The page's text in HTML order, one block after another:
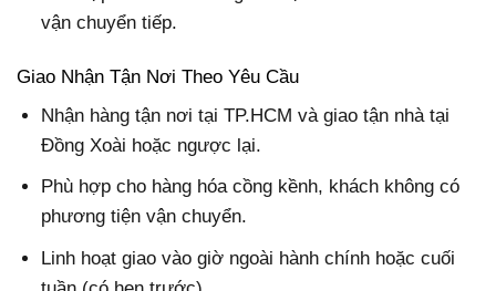
vận chuyển tiếp.
Giao Nhận Tận Nơi Theo Yêu Cầu
Nhận hàng tận nơi tại TP.HCM và giao tận nhà tại
Đồng Xoài hoặc ngược lại.
Phù hợp cho hàng hóa cồng kềnh, khách không có
phương tiện vận chuyển.
Linh hoạt giao vào giờ ngoài hành chính hoặc cuối